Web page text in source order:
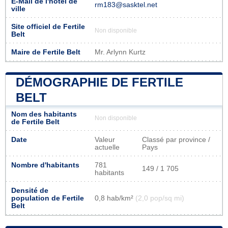
ville
rm183@sasktel.net
Site officiel de Fertile
Belt
Non disponible
Maire de Fertile Belt Mr. Arlynn Kurtz
DÉMOGRAPHIE DE FERTILE
BELT
Nom des habitants
de Fertile Belt
Non disponible
Date
Valeur
actuelle
Classé par province /
Pays
Nombre d'habitants
781
habitants
149 / 1 705
Densité de
population de Fertile
Belt
0,8 hab/km² (2,0 pop/sq mi)